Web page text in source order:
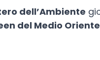
dell’Ambiente
del Medio Oriente